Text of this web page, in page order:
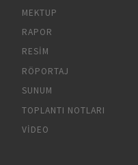
MEKTUP
RAPOR
RESIM
RÖPORTAJ
SUNUM
TOPLANTI NOTLARI
VIDEO